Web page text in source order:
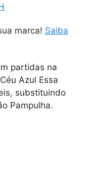
marca! Saiba
partidas na
Azul Essa
substituindo
Pampulha.